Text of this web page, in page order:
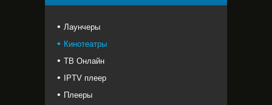
Лаунчеры
Кинотеатры
ТВ Онлайн
IPTV плеер
Плееры